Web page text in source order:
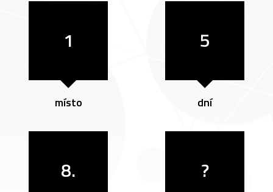
1
místo
5
dní
8. ?